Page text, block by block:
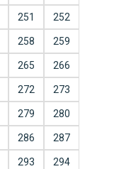
251 252
258 259
265 266
272 273
279 280
286 287
293 294